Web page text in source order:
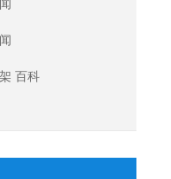
百科